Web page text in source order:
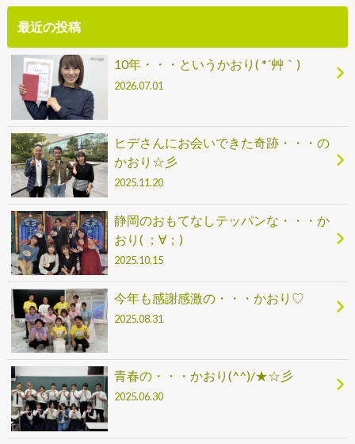
最近の投稿
10年・・・というかおり( *´艸｀)
2026.07.01
ヒデさんにお会いできた奇跡・・・の
かおり☆彡
2025.11.20
静岡のおもてなしテッパンな・・・か
おり( ；∀；)
2025.10.15
今年も感謝感激の・・・かおり♡
2025.08.31
青春の・・・かおり(^^)/★☆彡
2025.06.30